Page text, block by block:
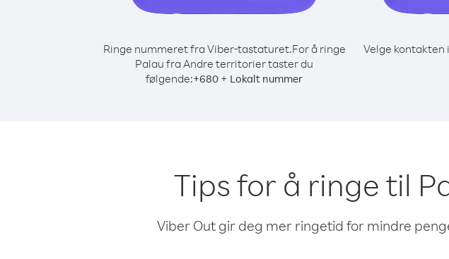
Ringe nummeret fra Viber-tastaturet.For å ringe
Palau fra Andre territorier taster du
følgende:+680 + Lokalt nummer
Velge kontakten
Tips for å ringe til
Viber Out gir deg mer ringetid for mindre